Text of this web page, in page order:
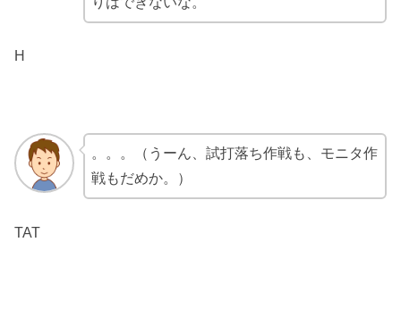
H
。。。（うーん、試打落ち作戦も、モニタ作
戦もだめか。）
TAT